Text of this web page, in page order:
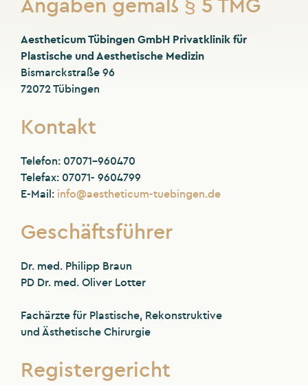
Aestheticum Tübingen GmbH Privatklinik für
Plastische und Aesthetische Medizin
Bismarckstraße 96
72072 Tübingen
Kontakt
Telefon: 07071–960470
Telefax: 07071- 9604799
E-Mail: info@aestheticum-tuebingen.de
Geschäftsführer
Dr. med. Philipp Braun
PD Dr. med. Oliver Lotter
Fachärzte für Plastische, Rekonstruktive
und Ästhetische Chirurgie
Registergericht